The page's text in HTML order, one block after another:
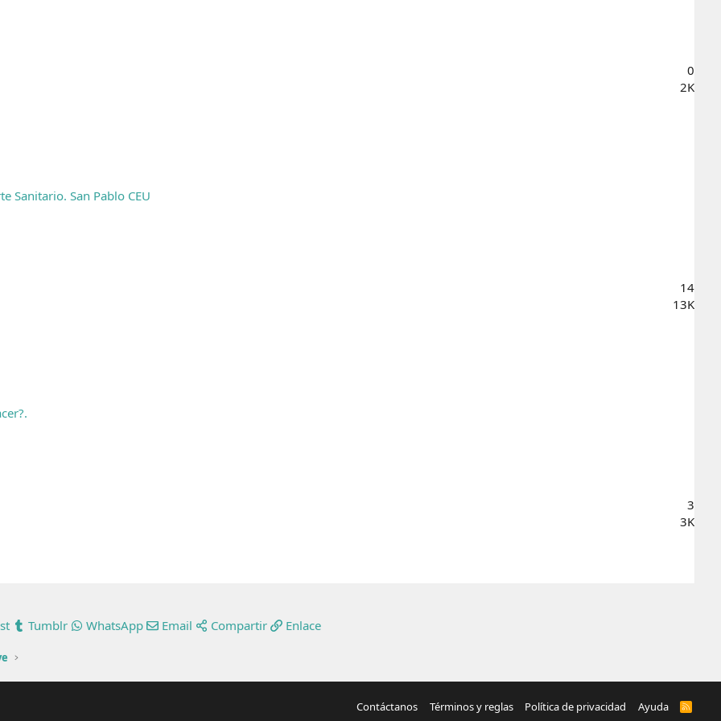
0
2K
Sanitario. San Pablo CEU
14
13K
3
3K
Tumblr WhatsApp Email Compartir Enlace
Contáctanos Términos y reglas Política de privacidad Ayuda
R